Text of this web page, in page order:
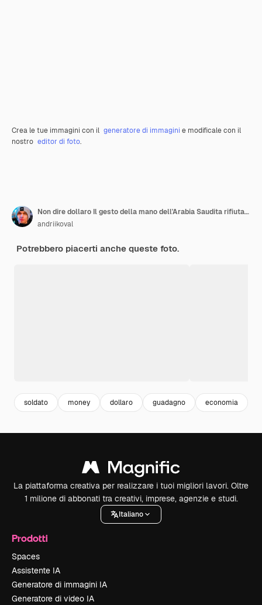
Crea le tue immagini con il generatore di immagini e modificale con il
nostro editor di foto.
Non dire dollaro Il gesto della mano dell'Arabia Saudita rifiuta i dollari Un braccio tiene 100 dollari
andriikoval
Potrebbero piacerti anche queste foto.
soldato money dollaro guadagno economia
La piattaforma creativa per realizzare i tuoi migliori lavori. Oltre
1 milione di abbonati tra creativi, imprese, agenzie e studi.
Italiano
Prodotti
Spaces
Assistente IA
Generatore di immagini IA
Generatore di video IA